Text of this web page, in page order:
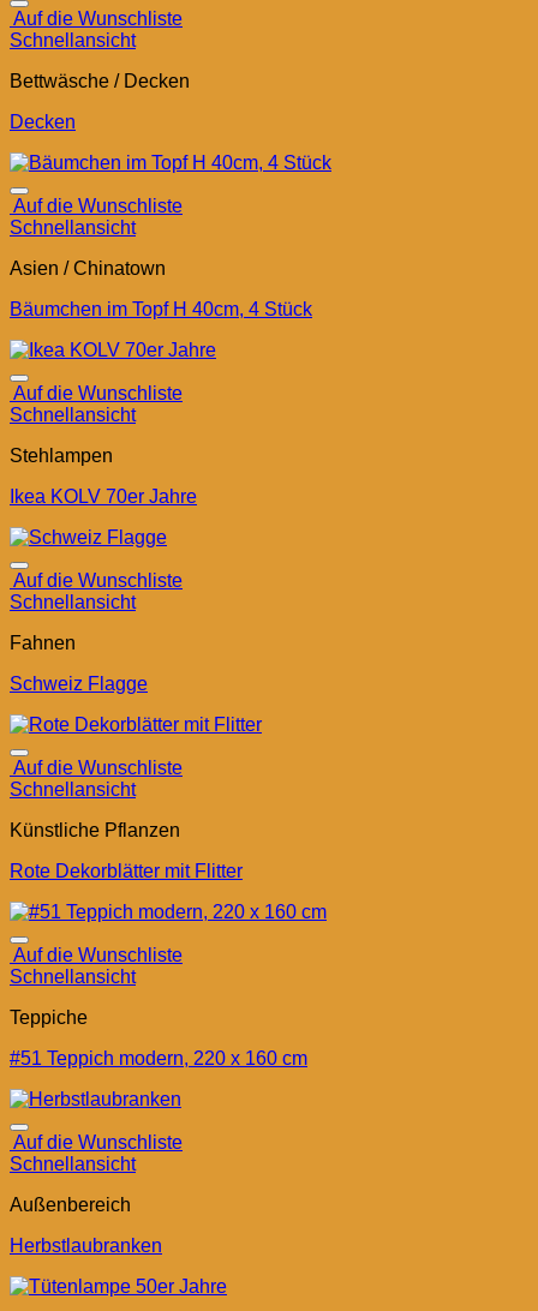
Auf die Wunschliste
Schnellansicht
Bettwäsche / Decken
Decken
Auf die Wunschliste
Schnellansicht
Asien / Chinatown
Bäumchen im Topf H 40cm, 4 Stück
Auf die Wunschliste
Schnellansicht
Stehlampen
Ikea KOLV 70er Jahre
Auf die Wunschliste
Schnellansicht
Fahnen
Schweiz Flagge
Auf die Wunschliste
Schnellansicht
Künstliche Pflanzen
Rote Dekorblätter mit Flitter
Auf die Wunschliste
Schnellansicht
Teppiche
#51 Teppich modern, 220 x 160 cm
Auf die Wunschliste
Schnellansicht
Außenbereich
Herbstlaubranken